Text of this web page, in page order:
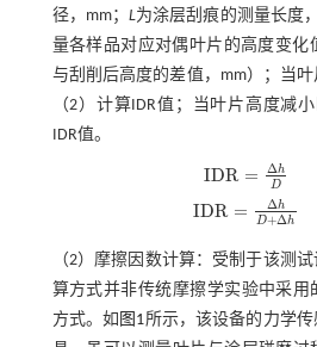
径，mm； L为涂层刮痕的测量长度
量各样品对应对偶叶片的高度变化
与刮削后高度的差值，mm）；当
（2） 计算IDR值；当叶片高度减
IDR值。
IDR = Δh
D
IDR=ΔhD
IDR = Δh
D+Δh
IDR=ΔhD+Δh
（2）摩擦因数计算：受制于该测
算方式并非传统摩擦学实验中采用
方式。如 图1所示，该设备的力学